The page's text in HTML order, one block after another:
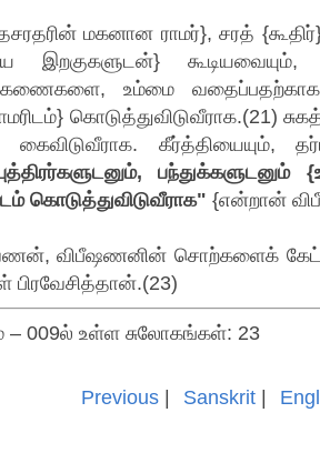
மகனான ராமர்}, சரத்
இறகுகளுடன்}
உம்மை வதைப்பதற்காக
கொடுத்துவிடுவீராக.(21)
கீர்த்தியையும்,
கொடுத்துவிடுவீராக" {என்றான்
விபீஷணனின் சொற்களைக்
பிரவேசித்தான்.(23)
– 009ல் உள்ள சுலோகங்கள்: 23
Previous| Sanskrit|